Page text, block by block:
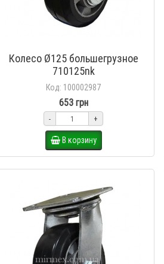
Колесо Ø125 большегрузное
710125nk
Код: 100002987
653 грн
- +
В корзину